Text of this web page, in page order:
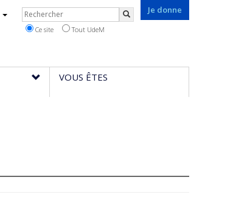
Je donne
Rechercher
Ce site Tout UdeM
VOUS ÊTES